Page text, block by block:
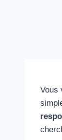
Vous